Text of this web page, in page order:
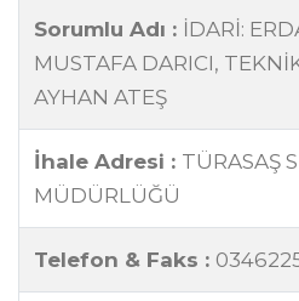
Sorumlu Adı : İDARİ:
MUSTAFA DARICI,
AYHAN ATEŞ
İhale Adresi : TÜRASAŞ
MÜDÜRLÜĞÜ
Telefon & Faks :